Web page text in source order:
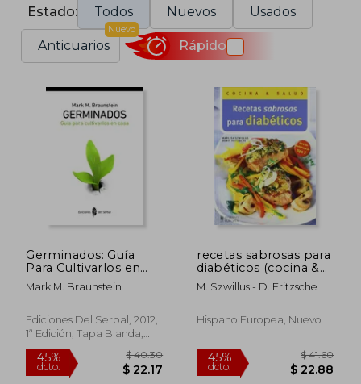
Estado: Todos Nuevos Usados
Anticuarios
Nuevo
Rápido
Germinados: Guía
Para Cultivarlos en
Casa
Mark M. Braunstein
Ediciones Del Serbal, 2012,
1ª Edición, Tapa Blanda,
Nuevo
recetas sabrosas para
diabéticos (cocina &
salud)
M. Szwillus - D. Fritzsche
Hispano Europea, Nuevo